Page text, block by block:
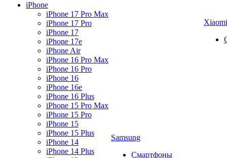
iPhone
iPhone 17 Pro Max
iPhone 17 Pro
iPhone 17
iPhone 17e
iPhone Air
iPhone 16 Pro Max
iPhone 16 Pro
iPhone 16
iPhone 16e
iPhone 16 Plus
iPhone 15 Pro Max
iPhone 15 Pro
iPhone 15
iPhone 15 Plus
iPhone 14
iPhone 14 Plus
Samsung
Смартфоны
Xiaomi